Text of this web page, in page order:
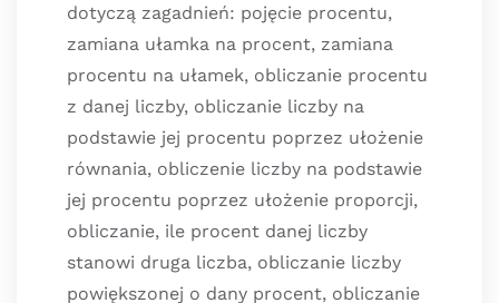
dotyczą zagadnień: pojęcie procentu,
zamiana ułamka na procent, zamiana
procentu na ułamek, obliczanie procentu
z danej liczby, obliczanie liczby na
podstawie jej procentu poprzez ułożenie
równania, obliczenie liczby na podstawie
jej procentu poprzez ułożenie proporcji,
obliczanie, ile procent danej liczby
stanowi druga liczba, obliczanie liczby
powiększonej o dany procent, obliczanie